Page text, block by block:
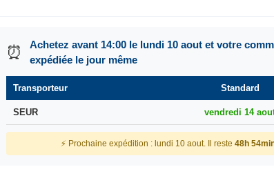
⏰
Achetez avant 14:00 le lundi 10 aout et votre
expédiée le jour même
Transporteur Standard
SEUR vendredi 14
⚡ Prochaine expédition : lundi 10 aout. Il reste 48h